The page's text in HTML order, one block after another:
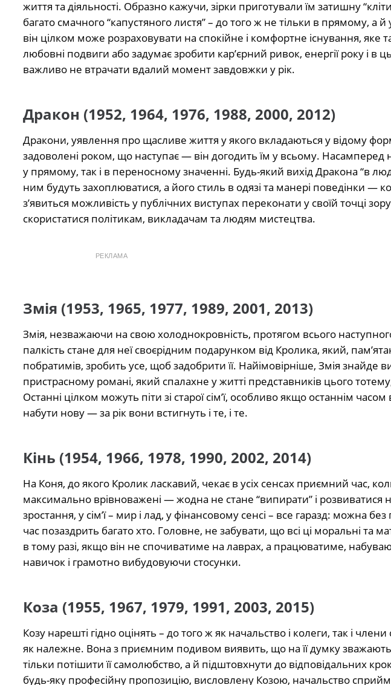
життя та діяльності. Образно кажучи, зірки приготували їм затишну
багато смачного “капустяного листя” – до того ж не тільки в прямому, а
він цілком може розраховувати на спокійне і комфортне існування, яке
любовні подвиги або задумає зробити кар’єрний ривок, енергії року і
важливо не втрачати вдалий момент завдовжки у рік.
Дракон (1952, 1964, 1976, 1988, 2000, 2012)
Дракони, уявлення про щасливе життя у якого вкладаються у відому
задоволені роком, що наступає — він догодить їм у всьому. Насамперед
у прямому, так і в переносному значенні. Будь-який вихід Дракона “в
ним будуть захоплюватися, а його стиль в одязі та манері поведінки —
з’явиться можливість у публічних виступах переконати у своїй точці
скористатися політикам, викладачам та людям мистецтва.
РЕКЛАМА
Змія (1953, 1965, 1977, 1989, 2001, 2013)
Змія, незважаючи на свою холоднокровність, протягом всього
палкість стане для неї своєрідним подарунком від Кролика, який,
побратимів, зробить усе, щоб задобрити її. Найімовірніше, Змія знайде
пристрасному романі, який спалахне у житті представників цього
Останні цілком можуть піти зі старої сім’ї, особливо якщо останнім
набути нову — за рік вони встигнуть і те, і те.
Кінь (1954, 1966, 1978, 1990, 2002, 2014)
На Коня, до якого Кролик ласкавий, чекає в усіх сенсах приємний час,
максимально врівноважені — жодна не стане “випирати” і розвиватися
зростання, у сім’ї – мир і лад, у фінансовому сенсі – все гаразд: можна
час позаздрить багато хто. Головне, не забувати, що всі ці моральні та
в тому разі, якщо він не спочиватиме на лаврах, а працюватиме,
навичок і грамотно вибудовуючи стосунки.
Коза (1955, 1967, 1979, 1991, 2003, 2015)
Козу нарешті гідно оцінять – до того ж як начальство і колеги, так і члени
як належне. Вона з приємним подивом виявить, що на її думку
тільки потішити її самолюбство, а й підштовхнути до відповідальних
будь-яку професійну пропозицію, висловлену Козою, начальство